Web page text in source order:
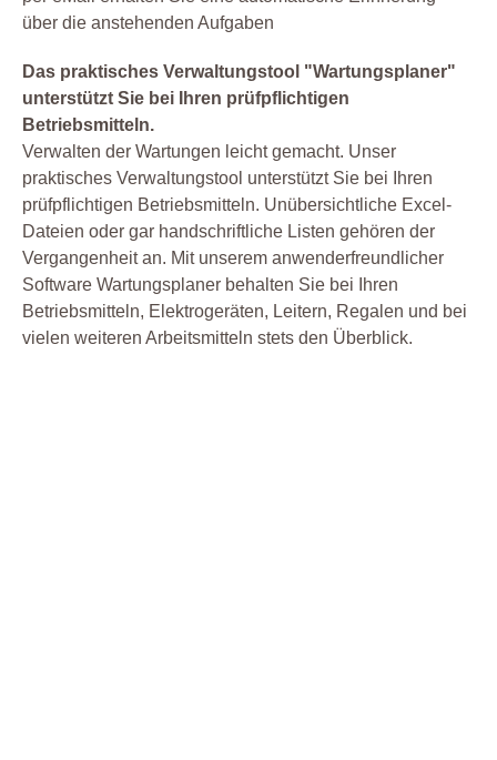
über die anstehenden Aufgaben
Das praktisches Verwaltungstool "Wartungsplaner"
unterstützt Sie bei Ihren prüfpflichtigen
Betriebsmitteln.
Verwalten der Wartungen leicht gemacht. Unser
praktisches Verwaltungstool unterstützt Sie bei Ihren
prüfpflichtigen Betriebsmitteln. Unübersichtliche Excel-
Dateien oder gar handschriftliche Listen gehören der
Vergangenheit an. Mit unserem anwenderfreundlicher
Software Wartungsplaner behalten Sie bei Ihren
Betriebsmitteln, Elektrogeräten, Leitern, Regalen und bei
vielen weiteren Arbeitsmitteln stets den Überblick.